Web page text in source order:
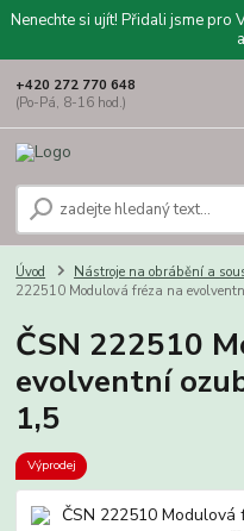
Nenechte si ujít! Přidali jsme pro
+420 272 770 648
(Po-Pá, 8-16 hod.)
Úvod Nástroje na obrábění a
222510 Modulová fréza na
ČSN 222510
evolventní
1,5
Výprodej